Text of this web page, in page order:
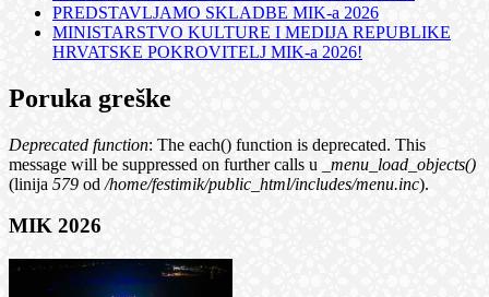
PREDSTAVLJAMO SKLADBE MIK-a 2026
MINISTARSTVO KULTURE I MEDIJA REPUBLIKE
HRVATSKE POKROVITELJ MIK-a 2026!
Poruka greške
Deprecated function: The each() function is deprecated. This
message will be suppressed on further calls u
_menu_load_objects()
(linija 579 od/home/festimik/public_html/includes/menu.inc).
MIK 2026